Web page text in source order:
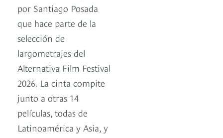
por Santiago Posada
que hace parte de la
selección de
largometrajes del
Alternativa Film Festival
2026. La cinta compite
junto a otras 14
películas, todas de
Latinoamérica y Asia, y